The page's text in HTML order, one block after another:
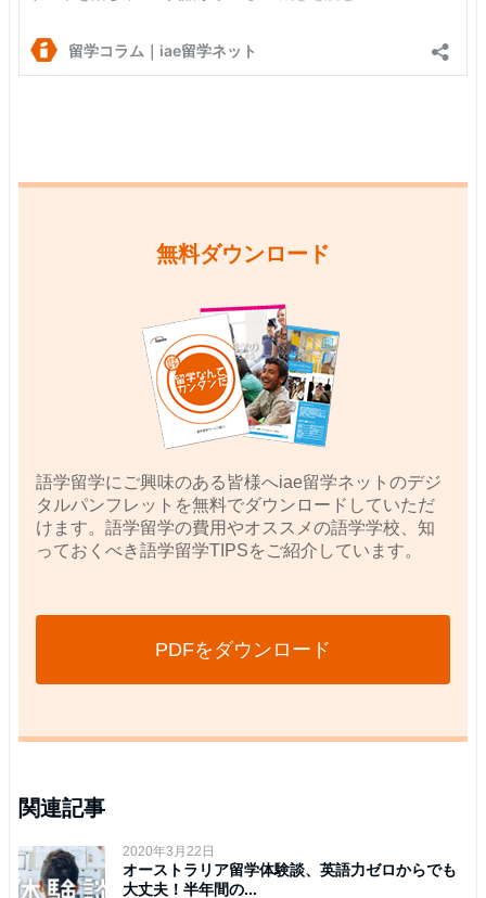
無料ダウンロード
語学留学にご興味のある皆様へiae留学ネットのデジ
タルパンフレットを無料でダウンロードしていただ
けます。語学留学の費用やオススメの語学学校、知
っておくべき語学留学TIPSをご紹介しています。
PDFをダウンロード
関連記事
2020年3月22日
オーストラリア留学体験談、英語力ゼロからでも
大丈夫！半年間の...